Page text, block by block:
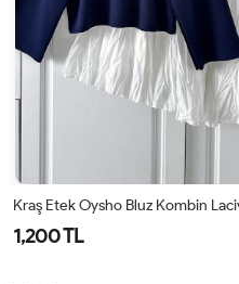
Kraş Etek YEŞİL Oysho Bluz
1,200 TL